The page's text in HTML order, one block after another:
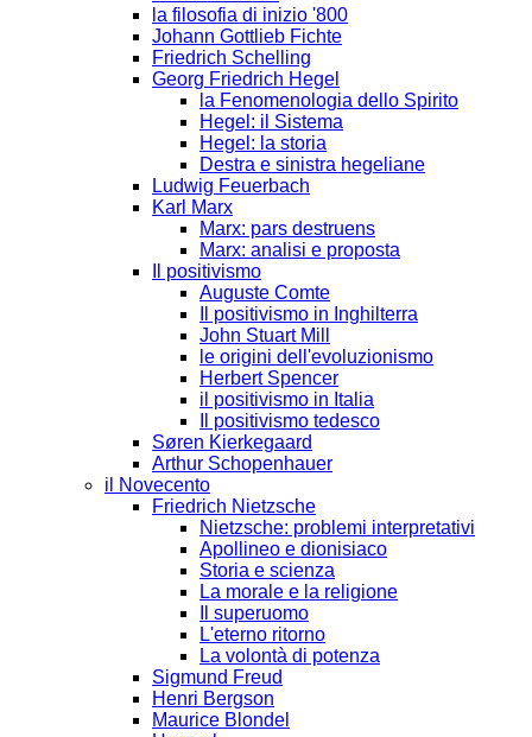
la filosofia di inizio '800
Johann Gottlieb Fichte
Friedrich Schelling
Georg Friedrich Hegel
la Fenomenologia dello Spirito
Hegel: il Sistema
Hegel: la storia
Destra e sinistra hegeliane
Ludwig Feuerbach
Karl Marx
Marx: pars destruens
Marx: analisi e proposta
Il positivismo
Auguste Comte
Il positivismo in Inghilterra
John Stuart Mill
le origini dell'evoluzionismo
Herbert Spencer
il positivismo in Italia
Il positivismo tedesco
Søren Kierkegaard
Arthur Schopenhauer
il Novecento
Friedrich Nietzsche
Nietzsche: problemi interpretativi
Apollineo e dionisiaco
Storia e scienza
La morale e la religione
Il superuomo
L'eterno ritorno
La volontà di potenza
Sigmund Freud
Henri Bergson
Maurice Blondel